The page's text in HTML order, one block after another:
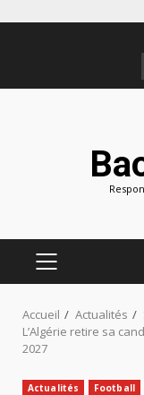
MENU
PRINCIPAL
Accueil Actualités
L’Algérie retire sa
2027
Actualités Football